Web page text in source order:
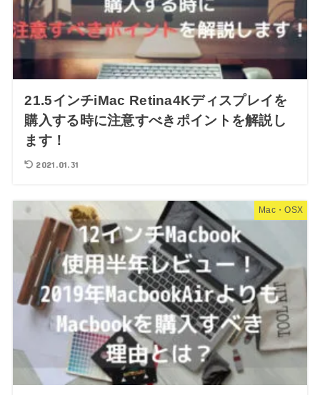
21.5インチiMac Retina4Kディスプレイを
購入する時に注意すべきポイントを解説し
ます！
2021.01.31
Mac・OSX